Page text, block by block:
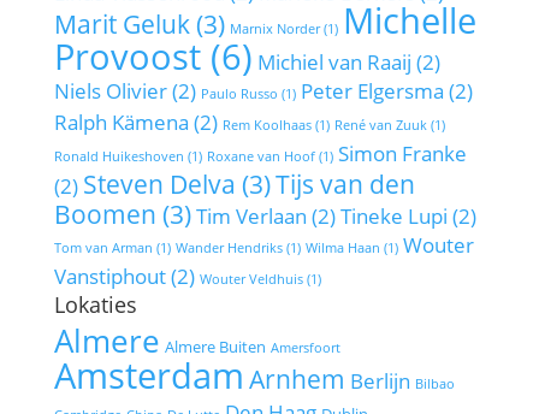
Marit Geluk(3) Marnix Norder(1) Michelle
Provoost(6) Michiel van Raaij (2)
Niels Olivier(2) Paulo Russo (1) Peter Elgersma (2)
Ralph Kämena (2) Rem Koolhaas(1) René van Zuuk(1)
Ronald Huikeshoven (1) Roxane van Hoof(1) Simon Franke
(2) Steven Delva (3)Tijs van den
Boomen (3)Tim Verlaan (2)Tineke Lupi (2)
Tom van Arman (1) Wander Hendriks(1) Wilma Haan (1) Wouter
Vanstiphout(2) Wouter Veldhuis(1)
Lokaties
Almere Almere Buiten Amersfoort
Amsterdam Arnhem Berlijn Bilbao